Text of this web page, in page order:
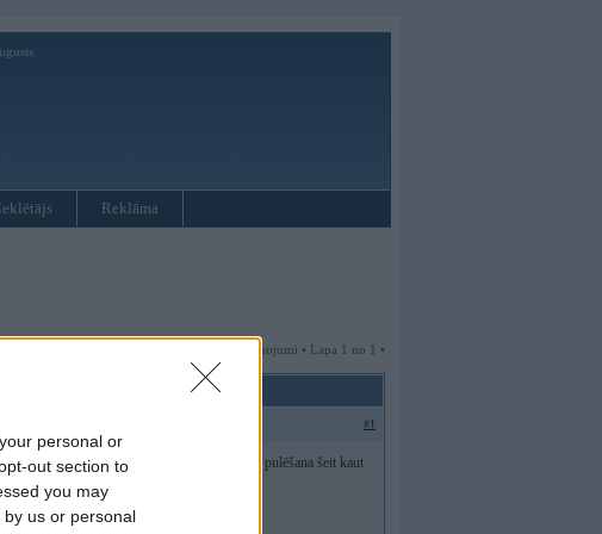
personal or
out section to
you may
us or personal
Reklāma
4 ziņojumi • Lapa 1 no 1 •
#1
labajā pusē ir hameliona krāsai līdzīgs, vai pulēšana šeit kaut